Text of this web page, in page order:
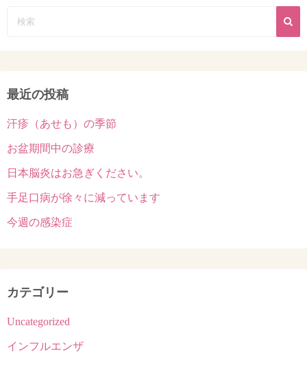
最近の投稿
汗疹（あせも）の季節
お盆期間中の診療
日本脳炎はお急ぎください。
手足口病が徐々に減っています
今週の感染症
カテゴリー
Uncategorized
インフルエンザ